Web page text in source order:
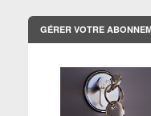
GÉRER VOTRE